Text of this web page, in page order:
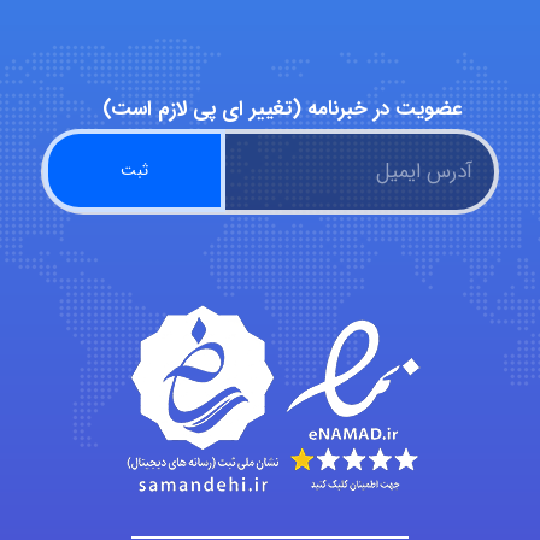
Arshiaaihsra
ABOALFZAL ZAREI
nima5534
arman.m
عضویت در خبرنامه (تغییر ای پی لازم است)